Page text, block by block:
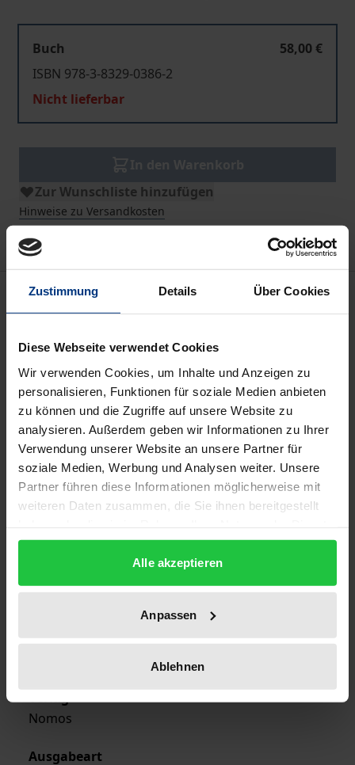
Zustimmung Details Über Cookies
Diese Webseite verwendet Cookies
Wir verwenden Cookies, um Inhalte und Anzeigen zu
personalisieren, Funktionen für soziale Medien anbieten
zu können und die Zugriffe auf unsere Website zu
analysieren. Außerdem geben wir Informationen zu Ihrer
Verwendung unserer Website an unsere Partner für
soziale Medien, Werbung und Analysen weiter. Unsere
Partner führen diese Informationen möglicherweise mit
weiteren Daten zusammen, die Sie ihnen bereitgestellt
gesammelt haben.
Alle akzeptieren
Anpassen
Ablehnen
Buch
58,00 €
ISBN 978-3-8329-0386-2
Nicht lieferbar
Zur Wunschliste hinzufügen
Hinweise zu Versandkosten
Bibliografische Angaben
Auflage
1
ISBN
978-3-8329-0386-2
Untertitel
Eine Betrachtung produktionsbezogener
Handelsregulierungen (PPMs) unter besonderer
Elektrizitätshandels
Erscheinungsjahr
Verlag
Nomos
Ausgabeart